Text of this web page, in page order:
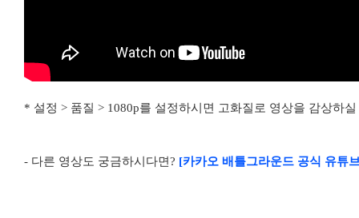
* 설정 > 품질 > 1080p를 설정하시면 고화질로 영상을 감상하
- 다른 영상도 궁금하시다면? [카카오 배틀그라운드 공식 유튜